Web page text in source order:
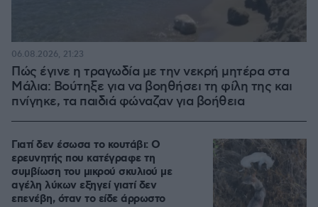
Πώς έγινε η τραγωδία με την νεκρή μητέρα στα
Μάλια: Βούτηξε για να βοηθήσει τη φίλη της και
πνίγηκε, τα παιδιά φώναζαν για βοήθεια
06.08.2026, 21:23
Γιατί δεν έσωσα το κουτάβι: Ο
ερευνητής που κατέγραφε τη
συμβίωση του μικρού σκυλιού με
αγέλη λύκων εξηγεί γιατί δεν
επενέβη, όταν το είδε άρρωστο